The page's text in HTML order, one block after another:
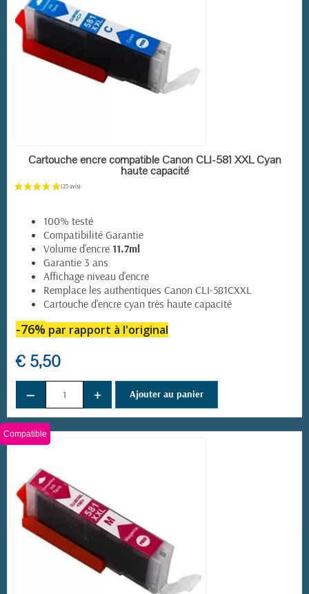
(14 avis)
EN STOCK
Cartouche encre compatible Canon CLI-581 XXL Cyan
haute capacité
100% testé
Compatibilité Garantie
Volume d'encre 11.7ml
Garantie 3 ans
Affichage niveau d'encre
Remplace les authentiques Canon CLI-581CXXL
Cartouche d'encre cyan très haute capacité
-76% par rapport à l'original
€ 5,50
− + Ajouter au panier
Compatible